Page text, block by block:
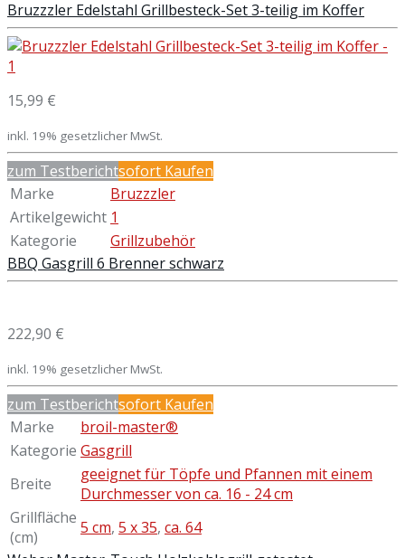
Bruzzzler Edelstahl Grillbesteck-Set 3-teilig im Koffer
15,99 €
inkl. 19% gesetzlicher MwSt.
zum Testberichtsofort Kaufen
Marke
Bruzzzler
Artikelgewicht 1
Kategorie
Grillzubehör
BBQ Gasgrill 6 Brenner schwarz
222,90 €
inkl. 19% gesetzlicher MwSt.
zum Testberichtsofort Kaufen
Marke
broil-master®
Kategorie Gasgrill
Breite
geeignet für Töpfe und Pfannen mit einem
Durchmesser von ca. 16 - 24 cm
Grillfläche
(cm)
5 cm, 5 x 35, ca. 64